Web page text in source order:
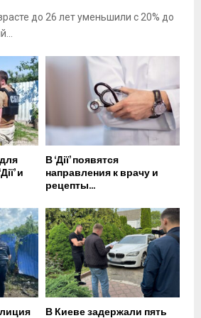
до 26 лет уменьшили с 20% до
и
В ‘Дії’ появятся
направления к врачу и
рецепты...
В Киеве задержали пять